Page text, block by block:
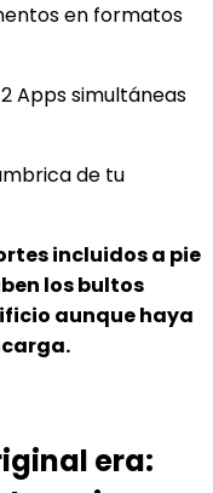
en formatos
Apps simultáneas
de tu
incluidos a pie
los bultos
aunque haya
era: